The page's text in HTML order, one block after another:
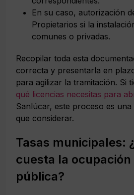
En su caso, autorización
Propietarios si la
comunes o privadas.
Recopilar toda esta
correcta y presentarla en
para agilizar la tramitación. Si
qué licencias necesitas para
Sanlúcar, este proceso es
que considerar.
Tasas municipales:
cuesta la ocupación
pública?